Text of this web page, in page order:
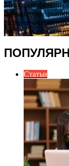
Мировые
финансовые
различных
показали
Статьи